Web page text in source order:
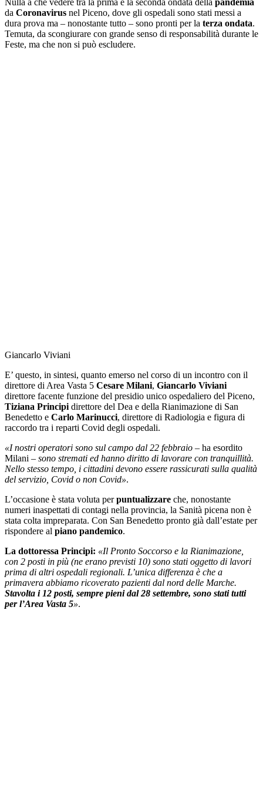
da Coronavirus nel Piceno, dove gli ospedali sono stati messi a
dura prova ma – nonostante tutto – sono pronti per la terza ondata.
Temuta, da scongiurare con grande senso di responsabilità durante le
Feste, ma che non si può escludere.
Giancarlo Viviani
E’ questo, in sintesi, quanto emerso nel corso di un incontro con il
direttore di Area Vasta 5 Cesare Milani, Giancarlo Viviani
direttore facente funzione del presidio unico ospedaliero del Piceno,
Tiziana Principi direttore del Dea e della Rianimazione di San
Benedetto e Carlo Marinucci, direttore di Radiologia e figura di
raccordo tra i reparti Covid degli ospedali.
«I nostri operatori sono sul campo dal 22 febbraio – ha esordito
Milani – sono stremati ed hanno diritto di lavorare con tranquillità.
Nello stesso tempo, i cittadini devono essere rassicurati sulla qualità
del servizio, Covid o non Covid».
L’occasione è stata voluta perpuntualizzare che, nonostante
numeri inaspettati di contagi nella provincia, la Sanità picena non è
stata colta impreparata. Con San Benedetto pronto già dall’estate per
rispondere al piano pandemico.
La dottoressa Principi: «Il Pronto Soccorso e la Rianimazione,
con 2 posti in più (ne erano previsti 10) sono stati oggetto di lavori
prima di altri ospedali regionali. L’unica differenza è che a
primavera abbiamo ricoverato pazienti dal nord delle Marche.
Stavolta i 12 posti, sempre pieni dal 28 settembre, sono stati tutti
per l’Area Vasta 5».